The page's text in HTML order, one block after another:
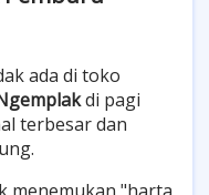
ada di toko
di pagi
terbesar dan